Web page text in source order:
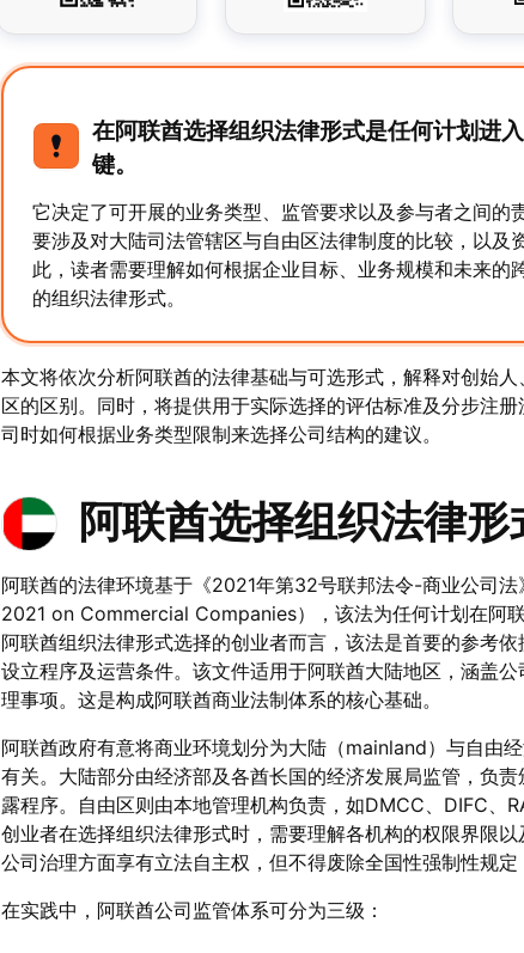
在阿联酋选择组织法律形式是任何计划进
键。
它决定了可开展的业务类型、监管要求以及参与者之间的
要涉及对大陆司法管辖区与自由区法律制度的比较，以及
此，读者需要理解如何根据企业目标、业务规模和未来的
的组织法律形式。
本文将依次分析阿联酋的法律基础与可选形式，解释对创始
区的区别。同时，将提供用于实际选择的评估标准及分步注
司时如何根据业务类型限制来选择公司结构的建议。
阿联酋选择组织法律
阿联酋的法律环境基于《2021年第32号联邦法令-商业公司
2021 on Commercial Companies），该法为任何计划在阿
阿联酋组织法律形式选择的创业者而言，该法是首要的参考依
设立程序及运营条件。该文件适用于阿联酋大陆地区，涵盖
理事项。这是构成阿联酋商业法制体系的核心基础。
阿联酋政府有意将商业环境划分为大陆（mainland）与自由
有关。大陆部分由经济部及各酋长国的经济发展局监管，负
露程序。自由区则由本地管理机构负责，如DMCC、DIFC、
创业者在选择组织法律形式时，需要理解各机构的权限界限
公司治理方面享有立法自主权，但不得废除全国性强制性规定
在实践中，阿联酋公司监管体系可分为三级：